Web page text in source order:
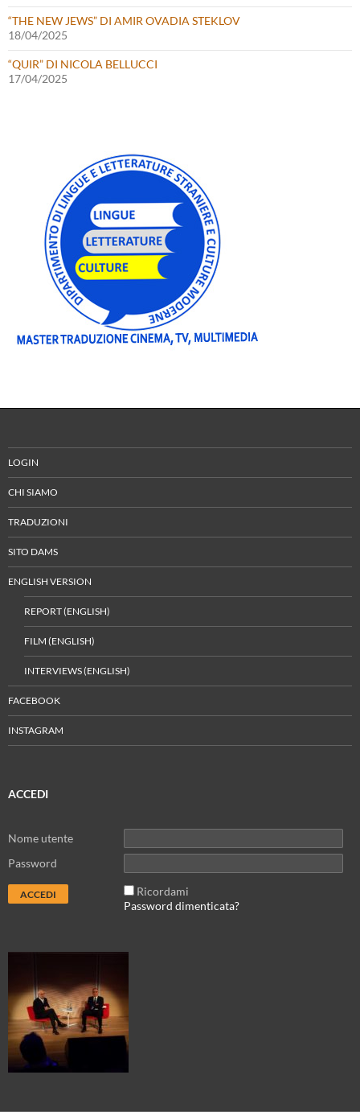
“THE NEW JEWS” DI AMIR OVADIA STEKLOV
18/04/2025
“QUIR” DI NICOLA BELLUCCI
17/04/2025
LOGIN
CHI SIAMO
TRADUZIONI
SITO DAMS
ENGLISH VERSION
REPORT (ENGLISH)
FILM (ENGLISH)
INTERVIEWS (ENGLISH)
FACEBOOK
INSTAGRAM
ACCEDI
Nome utente
Password
Ricordami
Password dimenticata?